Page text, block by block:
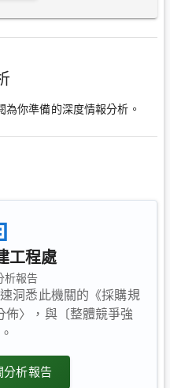
你準備的深度情報分析。
工程處
析報告
洞悉此機關的《採購規
佈〉，與〔整體競爭強
分析報告